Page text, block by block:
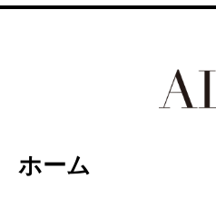
ホーム